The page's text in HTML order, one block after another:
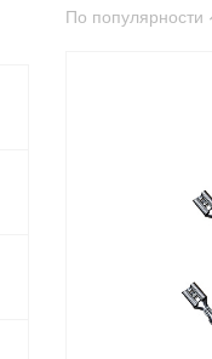
По популярности